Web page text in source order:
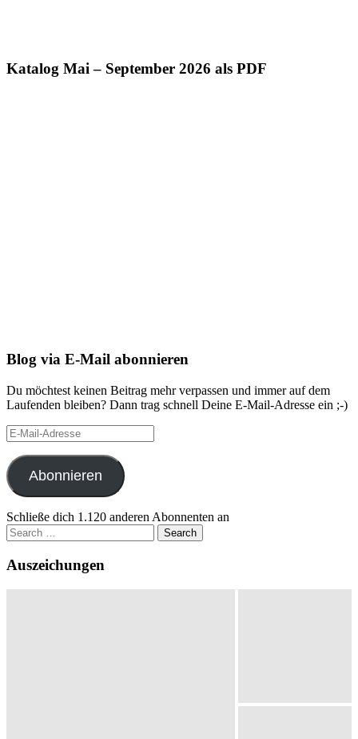
Katalog Mai – September 2026 als PDF
Blog via E-Mail abonnieren
Du möchtest keinen Beitrag mehr verpassen und immer auf dem
Laufenden bleiben? Dann trag schnell Deine E-Mail-Adresse ein ;-)
E-
Mail-
Adresse
Abonnieren
Schließe dich 1.120 anderen Abonnenten an
Search
for:
Auszeichungen